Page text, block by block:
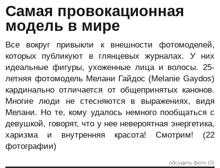
Самая провокационная
модель в мире
Все вокруг привыкли к внешности фотомоделей,
которых публикуют в глянцевых журналах. У них
идеальные фигуры, ухоженные лица и волосы. 25-
летняя фотомодель Мелани Гайдос (Melanie Gaydos)
кардинально отличается от общепринятых канонов.
Многие люди не стесняются в выражениях, видя
Мелани. Но те, кому удалось немного пообщаться с
девушкой, говорят, что у нее невероятная энергетика,
харизма и внутренняя красота! Смотрим! (22
фотографии)
обсудить фото (0)